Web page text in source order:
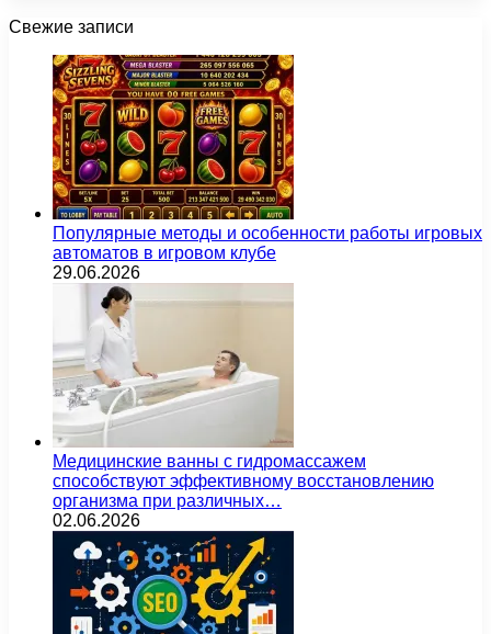
Свежие записи
Популярные методы и особенности работы игровых
автоматов в игровом клубе
29.06.2026
Медицинские ванны с гидромассажем
способствуют эффективному восстановлению
организма при различных…
02.06.2026